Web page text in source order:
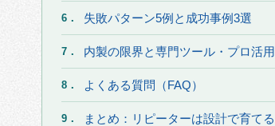
6． 失敗パターン5例と成功事例3選
7． 内製の限界と専門ツール・プロ活用
8． よくある質問（FAQ）
9． まとめ：リピーターは設計で育てる